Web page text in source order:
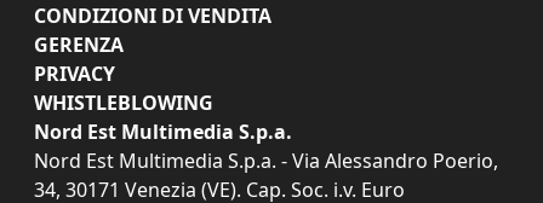
CONDIZIONI DI VENDITA
GERENZA
PRIVACY
WHISTLEBLOWING
Nord Est Multimedia S.p.a.
Nord Est Multimedia S.p.a. - Via Alessandro Poerio,
34, 30171 Venezia (VE). Cap. Soc. i.v. Euro